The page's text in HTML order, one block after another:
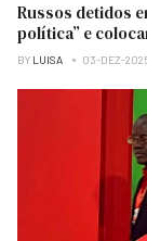
Russos detidos
política” e
BY LUISA 03-DEZ-